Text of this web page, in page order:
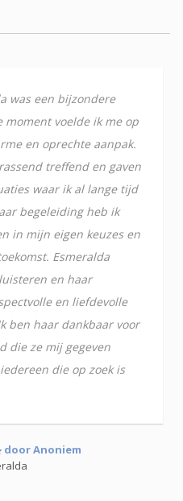
was een bijzondere
moment voelde ik me op
en oprechte aanpak.
treffend en gaven
waar ik al lange tijd
begeleiding heb ik
in mijn eigen keuzes en
Esmeralda
en haar
en liefdevolle
ben haar dankbaar voor
die ze mij gegeven
die op zoek is
door Anoniem